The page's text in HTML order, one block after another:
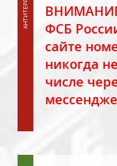
ФСБ
сайте
никогда
числе